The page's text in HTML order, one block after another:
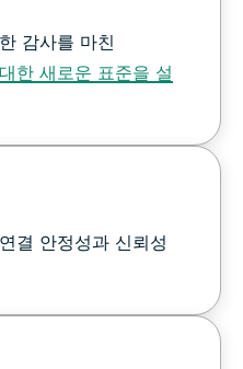
감사를 마친
한 새로운 표준을 설
결 안정성과 신뢰성